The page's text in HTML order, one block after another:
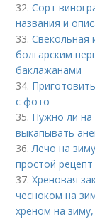
32.Сорт
названия и
33.Свекольная
болгарским
баклажанами
34.
с фото
35. Нужно ли
выкапывать
36.Лечо на
простой рецепт
37.Хреновая
чесноком на
хреном на